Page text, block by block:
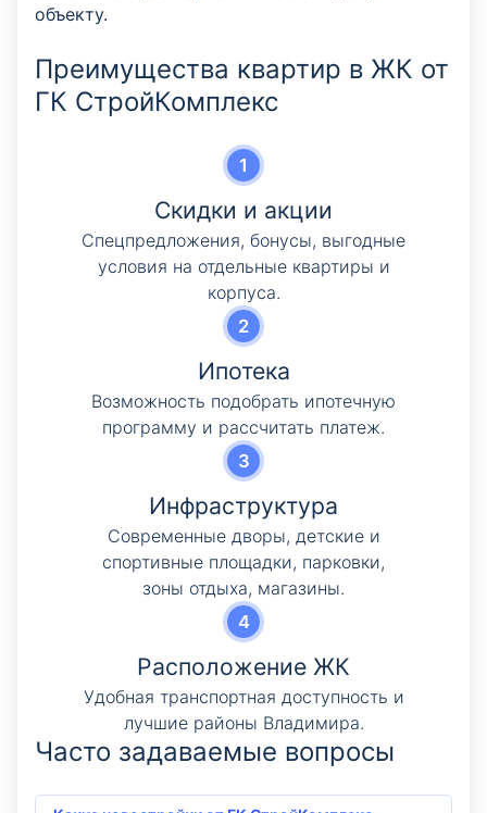
объекту.
Преимущества квартир в ЖК от
ГК СтройКомплекс
Скидки и акции
Cпецпредложения, бонусы, выгодные
условия на отдельные квартиры и
корпуса.
Ипотека
Возможность подобрать ипотечную
программу и рассчитать платеж.
Инфраструктура
Современные дворы, детские и
спортивные площадки, парковки,
зоны отдыха, магазины.
Расположение ЖК
Удобная транспортная доступность и
лучшие районы Владимира.
Часто задаваемые вопросы